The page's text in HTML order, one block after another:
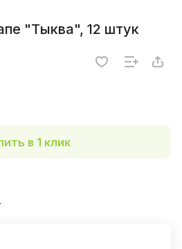
"Тыква", 12 штук
в 1 клик